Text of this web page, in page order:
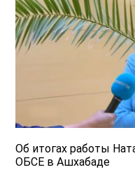
Об итогах работы
ОБСЕ в Ашхабадe